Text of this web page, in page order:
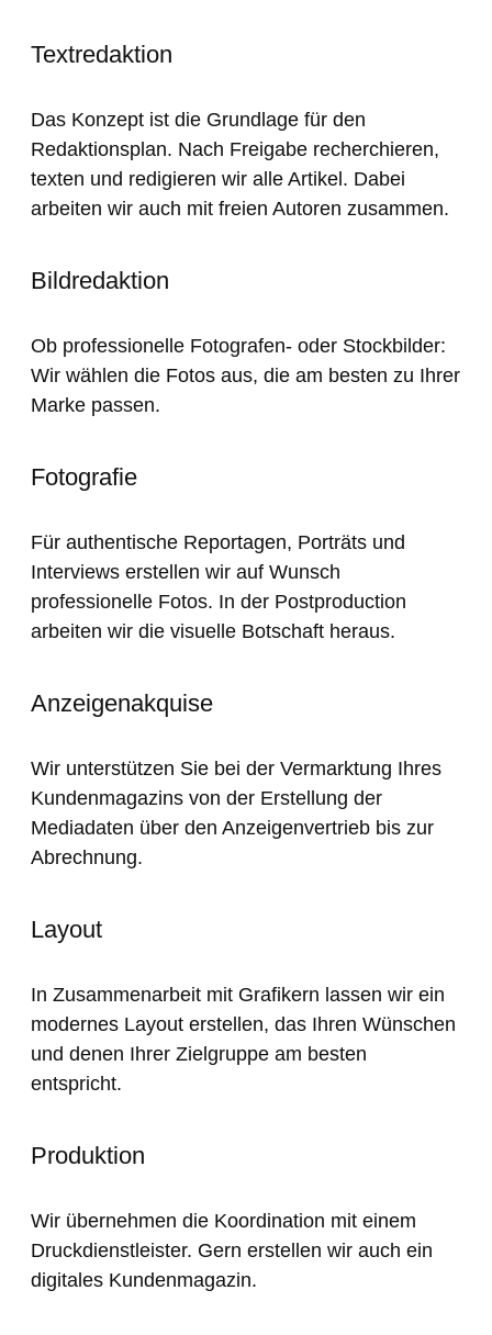
Textredaktion
Das Konzept ist die Grundlage für den
Redaktionsplan. Nach Freigabe recherchieren,
texten und redigieren wir alle Artikel. Dabei
arbeiten wir auch mit freien Autoren zusammen.
Bildredaktion
Ob professionelle Fotografen- oder Stockbilder:
Wir wählen die Fotos aus, die am besten zu Ihrer
Marke passen.
Fotografie
Für authentische Reportagen, Porträts und
Interviews erstellen wir auf Wunsch
professionelle Fotos. In der Postproduction
arbeiten wir die visuelle Botschaft heraus.
Anzeigenakquise
Wir unterstützen Sie bei der Vermarktung Ihres
Kundenmagazins von der Erstellung der
Mediadaten über den Anzeigenvertrieb bis zur
Abrechnung.
Layout
In Zusammenarbeit mit Grafikern lassen wir ein
modernes Layout erstellen, das Ihren Wünschen
und denen Ihrer Zielgruppe am besten
entspricht.
Produktion
Wir übernehmen die Koordination mit einem
Druckdienstleister. Gern erstellen wir auch ein
digitales Kundenmagazin.